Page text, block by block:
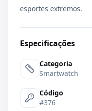
esportes extremos.
Especificações
Categoria
Smartwatch
Código
#376